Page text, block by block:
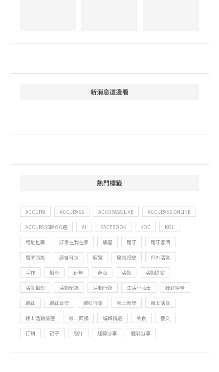
新消息這邊看
熱門標籤
ACCUPAI ACCUPASS ACCUPASS LIVE ACCUPASS ONLINE
ACCUPASS團GO趣 AI FACEBOOK KOC KOL
場地推薦 好家在我在家 學習 尾牙 尾牙春酒
居家防疫 展會科技 展覽 廣告投放 戶外活動
手作 攝影 新年 春酒 活動 活動提案
活動攝影 活動紀錄 活動行銷 生活小貼士 社群經營
網紅 網紅合作 網紅行銷 線上教學 線上活動
線上活動精選 線上直播 編輯精選 美食 藝文
行銷 親子 設計 趨勢分享 體驗分享